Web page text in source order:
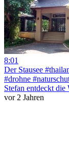
8:01
Der Stausee
#drohne
Stefan entdeckt die
vor 2 Jahren